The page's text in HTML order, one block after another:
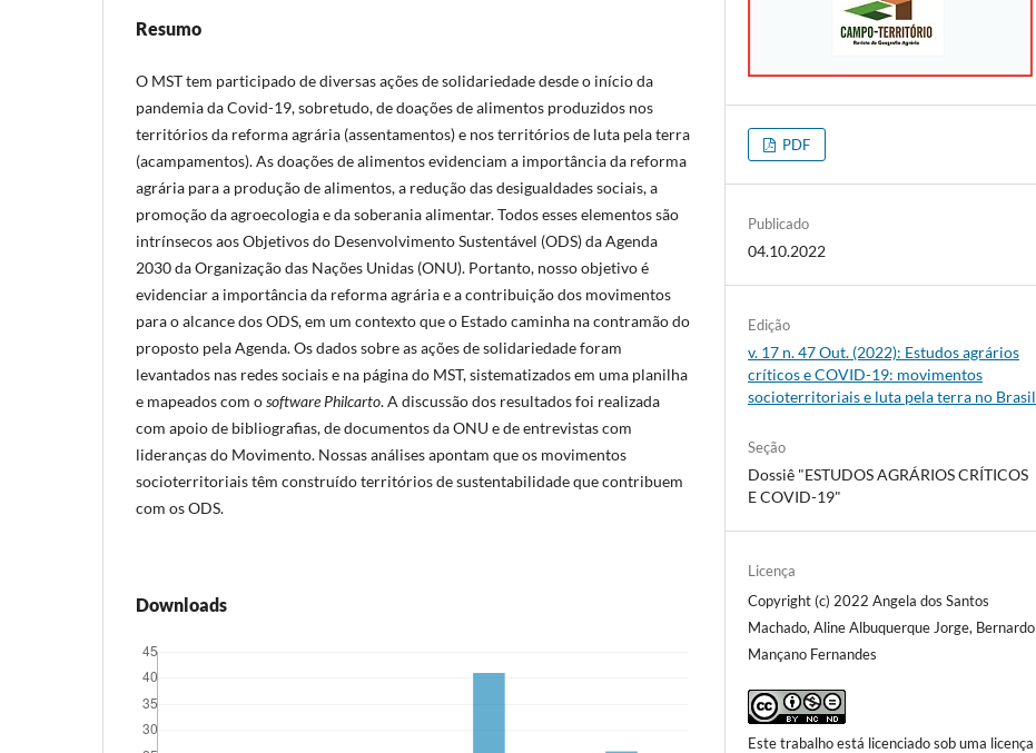
Resumo
O MST tem participado de diversas ações de solidariedade desde o início da
pandemia da Covid-19, sobretudo, de doações de alimentos produzidos nos
territórios da reforma agrária (assentamentos) e nos territórios de luta pela terra
(acampamentos). As doações de alimentos evidenciam a importância da reforma
agrária para a produção de alimentos, a redução das desigualdades sociais, a
promoção da agroecologia e da soberania alimentar. Todos esses elementos são
intrínsecos aos Objetivos do Desenvolvimento Sustentável (ODS) da Agenda
2030 da Organização das Nações Unidas (ONU). Portanto, nosso objetivo é
evidenciar a importância da reforma agrária e a contribuição dos movimentos
para o alcance dos ODS, em um contexto que o Estado caminha na contramão do
proposto pela Agenda. Os dados sobre as ações de solidariedade foram
levantados nas redes sociais e na página do MST, sistematizados em uma planilha
e mapeados com osoftware Philcarto. A discussão dos resultados foi realizada
com apoio de bibliografias, de documentos da ONU e de entrevistas com
lideranças do Movimento. Nossas análises apontam que os movimentos
socioterritoriais têm construído territórios de sustentabilidade que contribuem
com os ODS.
Downloads
PDF
Publicado
04.10.2022
Edição
v. 17 n. 47 Out. (2022): Estudos agrários
críticos e COVID-19: movimentos
socioterritoriais e luta pela terra no Brasil
Seção
Dossiê "ESTUDOS AGRÁRIOS CRÍTICOS
E COVID-19"
Licença
Copyright (c) 2022 Angela dos Santos
Machado, Aline Albuquerque Jorge, Bernardo
Mançano Fernandes
Este trabalho está licenciado sob uma licença